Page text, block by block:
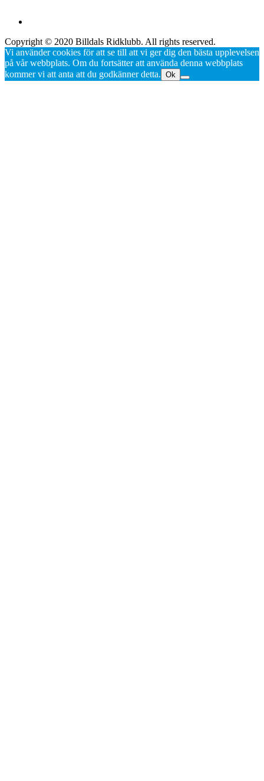
Copyright © 2020 Billdals Ridklubb. All rights reserved.
Vi använder cookies för att se till att vi ger dig den bästa upplevelsen
på vår webbplats. Om du fortsätter att använda denna webbplats
kommer vi att anta att du godkänner detta. Ok